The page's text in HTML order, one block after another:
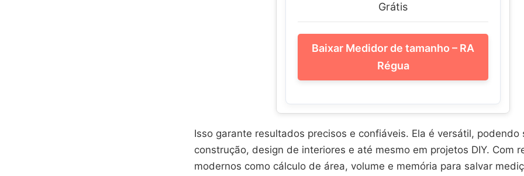
Grátis
Baixar Medidor de tamanho – RA
Régua
Isso garante resultados precisos e confiáveis. Ela é versátil, podendo
construção, design de interiores e até mesmo em projetos DIY. Com
modernos como cálculo de área, volume e memória para salvar